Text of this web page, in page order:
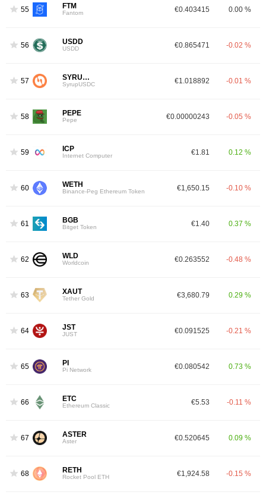
55 FTM
Fantom €0.403415 0.00 %
56 USDD
USDD €0.865471 -0.02 %
57 SYRUPUSDC
SyrupUSDC €1.018892 -0.01 %
58 PEPE
Pepe €0.00000243 -0.05 %
59 ICP
Internet Computer €1.81 0.12 %
60 WETH
Binance-Peg Ethereum Token €1,650.15 -0.10 %
61 BGB
Bitget Token €1.40 0.37 %
62 WLD
Worldcoin €0.263552 -0.48 %
63 XAUT
Tether Gold €3,680.79 0.29 %
64 JST
JUST €0.091525 -0.21 %
65 PI
Pi Network €0.080542 0.73 %
66 ETC
Ethereum Classic €5.53 -0.11 %
67 ASTER
Aster €0.520645 0.09 %
68 RETH
Rocket Pool ETH €1,924.58 -0.15 %